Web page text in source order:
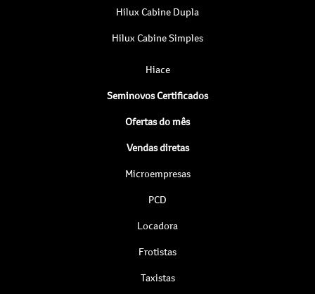
Hilux Cabine Dupla
Hilux Cabine Simples
Hiace
Seminovos Certificados
Ofertas do mês
Vendas diretas
Microempresas
PCD
Locadora
Frotistas
Taxistas